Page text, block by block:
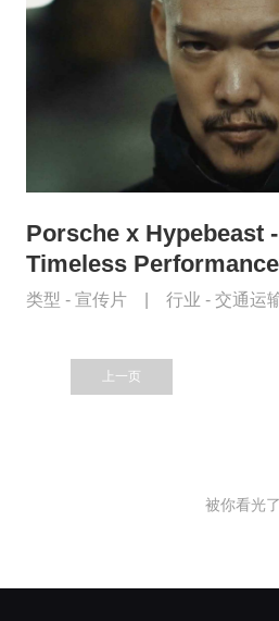
Porsche x Hypebeast
Timeless Performance
类型 - 宣传片 行业 - 交通运
上一页
被你看光了